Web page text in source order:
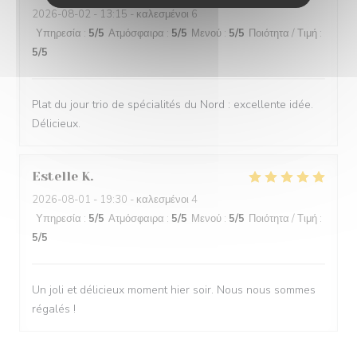
2026-08-02 - 13:15 - καλεσμένοι 6
Υπηρεσία : 5/5 Ατμόσφαιρα : 5/5 Μενού : 5/5 Ποιότητα / Τιμή :
5/5
Plat du jour trio de spécialités du Nord : excellente idée.
Délicieux.
Estelle K
2026-08-01 - 19:30 - καλεσμένοι 4
Υπηρεσία : 5/5 Ατμόσφαιρα : 5/5 Μενού : 5/5 Ποιότητα / Τιμή :
5/5
Un joli et délicieux moment hier soir. Nous nous sommes
régalés !